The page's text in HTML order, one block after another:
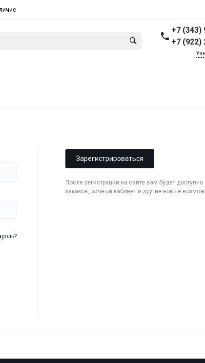
+7 (343)
+7 (922)
Зарегистрироваться
После регистрации на сайте вам будет
заказов, личный кабинет и другие новые